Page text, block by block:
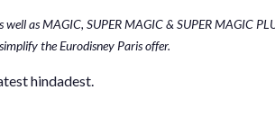
as MAGIC, SUPER MAGIC & SUPER MAGIC
the Eurodisney Paris offer.
hindadest.